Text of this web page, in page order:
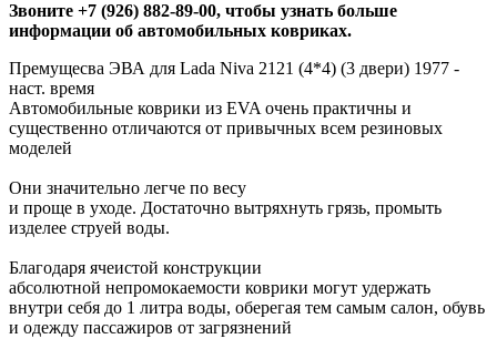
Звоните +7 (926) 882-89-00, чтобы узнать больше
информации об автомобильных ковриках.
Премущесва ЭВА для Lada Niva 2121 (4*4) (3 двери) 1977 -
наст. время
Автомобильные коврики из EVA очень практичны и
существенно отличаются от привычных всем резиновых
моделей
Они значительно легче по весу
и проще в уходе. Достаточно вытряхнуть грязь, промыть
изделее струей воды.
Благодаря ячеистой конструкции
абсолютной непромокаемости коврики могут удержать
внутри себя до 1 литра воды, оберегая тем самым салон, обувь
и одежду пассажиров от загрязнений